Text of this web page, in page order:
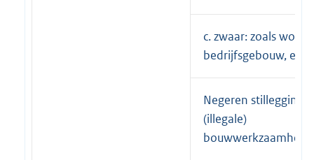
c. zwaar: zoals
bedrijfsgebouw, etc.
Negeren stillegging
(illegale)